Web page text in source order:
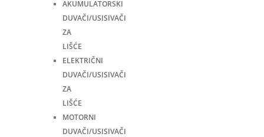
AKUMULATORSKI
DUVAČI/USISIVAČI
ZA
LIŠĆE
ELEKTRIČNI
DUVAČI/USISIVAČI
ZA
LIŠĆE
MOTORNI
DUVAČI/USISIVAČI